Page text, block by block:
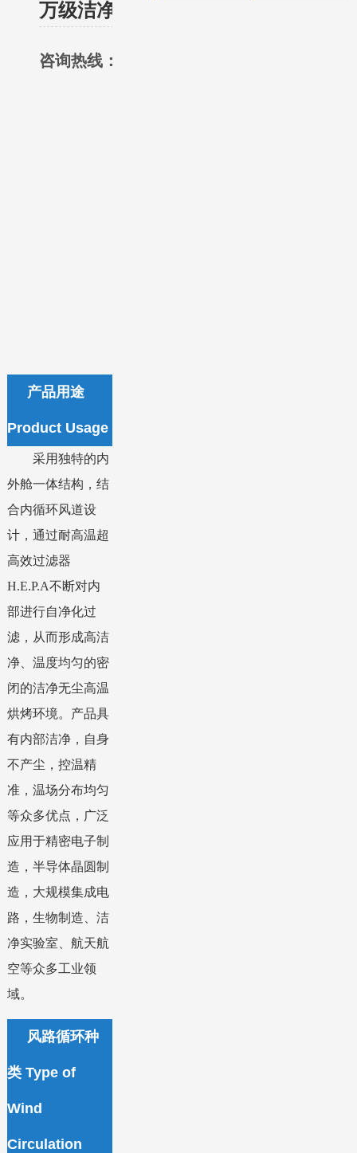
万级洁净烤箱
咨询热线：
产品用途
Product Usage
采用独特的内
外舱一体结构，结
合内循环风道设
计，通过耐高温超
高效过滤器
H.E.P.A不断对内
部进行自净化过
滤，从而形成高洁
净、温度均匀的密
闭的洁净无尘高温
烘烤环境。产品具
有内部洁净，自身
不产尘，控温精
准，温场分布均匀
等众多优点，广泛
应用于精密电子制
造，半导体晶圆制
造，大规模集成电
路，生物制造、洁
净实验室、航天航
空等众多工业领
域。
风路循环种
类 Type of
Wind
Circulation